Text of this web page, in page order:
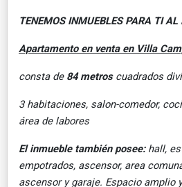
TENEMOS INMUEBLES PARA TI AL
Apartamento en venta en Villa
consta de 84 metroscuadrados
3 habitaciones, salon-comedor,
área de labores
El inmueble también posee:hall,
empotrados, ascensor, area
ascensor y garaje. Espacio amplio